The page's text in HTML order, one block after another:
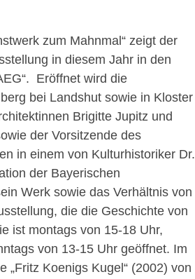
zum Mahnmal“ zeigt der
in diesem Jahr in den
Eröffnet wird die
bei Landshut sowie in Kloster
Brigitte Jupitz und
der Vorsitzende des
in einem von Kulturhistoriker Dr.
der Bayerischen
Werk sowie das Verhältnis von
die die Geschichte von
ist montags von 15-18 Uhr,
von 13-15 Uhr geöffnet. Im
Koenigs Kugel“ (2002) von